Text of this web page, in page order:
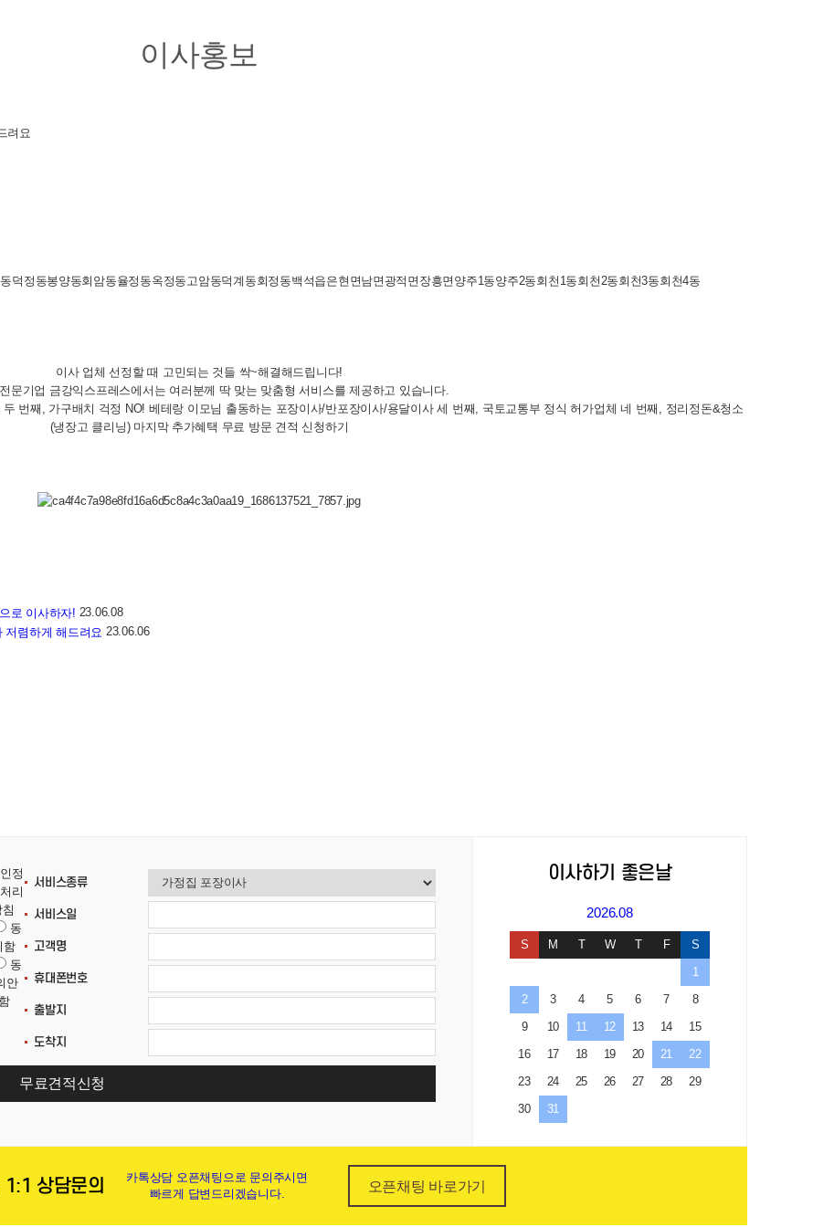
이사홍보
려요
덕정동봉양동회암동율정동옥정동고암동덕계동회정동백석읍은현면남면광적면장흥면양주1동양주2동회천1동회천2동회천3동회천4동
이사 업체 선정할 때 고민되는 것들 싹~해결해드립니다!
문기업 금강익스프레스에서는 여러분께 딱 맞는 맞춤형 서비스를 제공하고 있습니다.
번째, 가구배치 걱정 NO! 베테랑 이모님 출동하는 포장이사/반포장이사/용달이사 세 번째, 국토교통부 정식 허가업체 네 번째, 정리정돈&청소
(냉장고 클리닝) 마지막 추가혜택 무료 방문 견적 신청하기
로 이사하자! 23.06.08
저렴하게 해드려요 23.06.06
서비스종류
서비스일
고객명
휴대폰번호
출발지
도착지
정
리
침
동
함
동
안
함
무료견적신청
이사하기 좋은날
2026.08
S M T W T F
S
1
2
3 4 5 6 7
8
9
10 11 12 13 14
15
16
17 18 19 20 21
22
23
24 25 26 27 28
29
30
31
1:1 상담문의
카톡상담 오픈채팅으로 문의주시면
빠르게 답변드리겠습니다.
오픈채팅 바로가기